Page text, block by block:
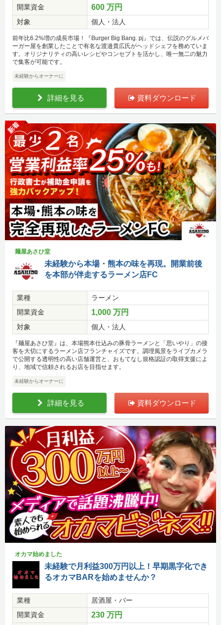
開業資金
600 万円
対象 個人・法人
前年比6.2%増の成長市場！『Burger Big Bang. pj』では、伝説のグルメバ
ーガー屋を創業したことで有名な渡邉貴広氏がヘッドシェフを務めていま
す。オリジナリティの高いレシピやコンセプトを活かし、唯一無二の魅力
で集客が可能です。
未経験からオーナーに
詳細を見る 資料ダウンロード
新着
麺屋あさひ堂
未経験から本場・熊本の味を再現。開業前後
を本部が伴走するラーメン店FC
業種
ラーメン
開業資金
1,000 万円
対象 個人・法人
『麺屋あさひ堂』は、本場熊本仕込みの豚骨ラーメンと「思いやり」の接
客を大切にするラーメン店フランチャイズです。調理風景をライブカメラ
で公開する透明性の高い店舗運営と、おもてなし規格認証の取得支援によ
り、地域で信頼されるお店を目指せます。
未経験からオーナーに
詳細を見る 資料ダウンロード
オカマ始めました
未経験で月利益300万円以上！早期黒字化でき
るオカマBARを始めませんか？
業種
居酒屋・バー
開業資金
230 万円